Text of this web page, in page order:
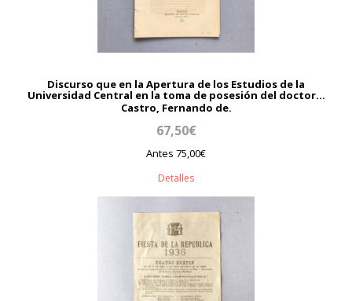
Discurso que en la Apertura de los Estudios de la
Universidad Central en la toma de posesión del doctor...
Castro, Fernando de.
67,50€
Antes 75,00€
Detalles